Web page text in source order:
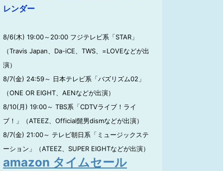
レンダー
8/6(木) 19:00～20:00 フジテレビ系「STAR」
（Travis Japan、Da-iCE、TWS、=LOVEなどが出
演）
8/7(金) 24:59～ 日本テレビ系「バズリズム02」
（ONE OR EIGHT、AENなどが出演）
8/10(月) 19:00～ TBS系「CDTVライブ！ライ
ブ！」（ATEEZ、Official髭男dismなどが出演）
8/7(金) 21:00～ テレビ朝日系「ミュージックステ
ーション」（ATEEZ、SUPER EIGHTなどが出演）
amazon タイムセール